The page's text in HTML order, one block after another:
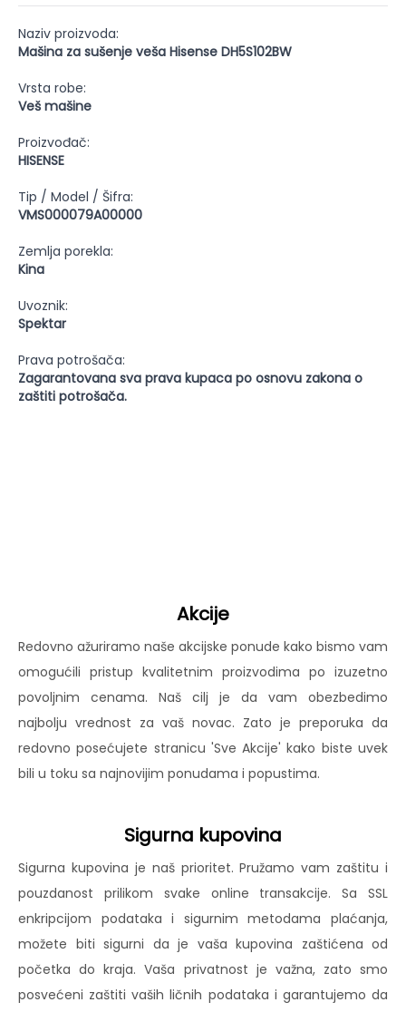
Naziv proizvoda:
Mašina za sušenje veša Hisense DH5S102BW
Vrsta robe:
Veš mašine
Proizvođač:
HISENSE
Tip / Model / Šifra:
VMS000079A00000
Zemlja porekla:
Kina
Uvoznik:
Spektar
Prava potrošača:
Zagarantovana sva prava kupaca po osnovu zakona o
zaštiti potrošača.
Akcije
Redovno ažuriramo naše akcijske ponude kako bismo vam
omogućili pristup kvalitetnim proizvodima po izuzetno
povoljnim cenama. Naš cilj je da vam obezbedimo
najbolju vrednost za vaš novac. Zato je preporuka da
redovno posećujete stranicu 'Sve Akcije' kako biste uvek
bili u toku sa najnovijim ponudama i popustima.
Sigurna kupovina
Sigurna kupovina je naš prioritet. Pružamo vam zaštitu i
pouzdanost prilikom svake online transakcije. Sa SSL
enkripcijom podataka i sigurnim metodama plaćanja,
možete biti sigurni da je vaša kupovina zaštićena od
početka do kraja. Vaša privatnost je važna, zato smo
posvećeni zaštiti vaših ličnih podataka i garantujemo da